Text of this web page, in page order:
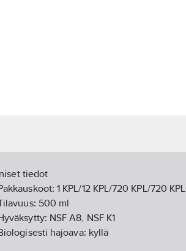
tiedot
1 KPL/12 KPL/720 KPL/720 KPL
500 ml
NSF A8, NSF K1
hajoava: kyllä